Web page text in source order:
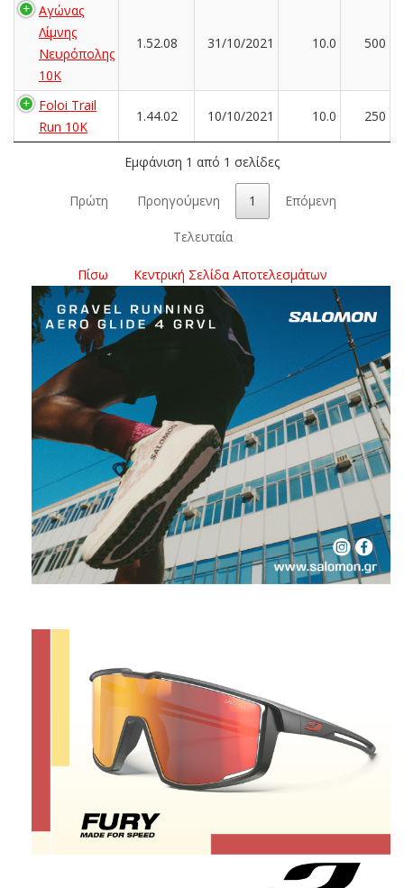
Αγώνας
Λίμνης
Νευρόπολης
10Κ
1.52.08 31/10/2021 10.0 500
Foloi Trail
Run 10Κ
1.44.02 10/10/2021 10.0 250
Εμφάνιση 1 από 1 σελίδες
Πρώτη Προηγούμενη 1 Επόμενη
Τελευταία
Πίσω Κεντρική Σελίδα Αποτελεσμάτων